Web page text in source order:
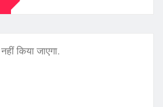
किया जाएगा.